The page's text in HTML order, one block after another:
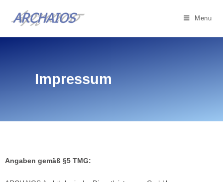
Menu
Impressum
Angaben gemäß §5 TMG: